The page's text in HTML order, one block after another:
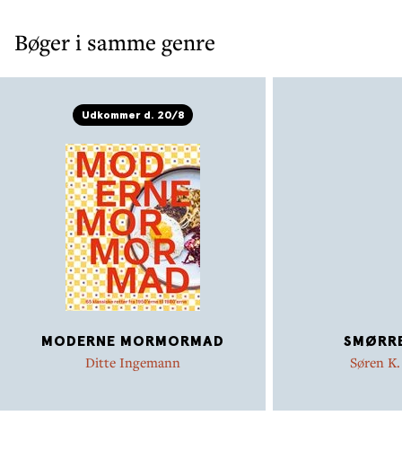
Bøger i samme genre
Udkommer d. 20/8
MODERNE MORMORMAD
Ditte Ingemann Søren